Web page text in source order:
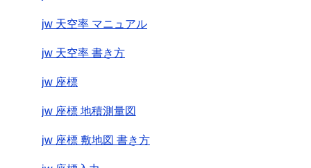
jw 天空率 マニュアル
jw 天空率 書き方
jw 座標
jw 座標 地積測量図
jw 座標 敷地図 書き方